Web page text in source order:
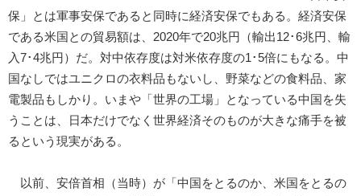
保」とは軍事安保であると同時に経済安保でもある。経済安保
である米国との貿易額は、2020年で20兆円（輸出12･6兆円、輸
入7･4兆円）だ。対中依存度は対米依存度の1･5倍にもなる。中
国なしではユニクロの衣料品もないし、野菜などの食料品、家
電製品もしかり。いまや「世界の工場」となっている中国を失
うことは、日本だけでなく世界経済そのものが大きな痛手を被
るという現実がある。
以前、安倍首相（当時）が「中国をとるのか、米国をとるの